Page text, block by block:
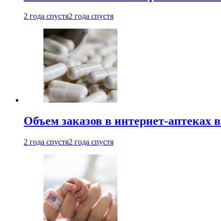
2 года спустя2 года спустя
Объем заказов в интернет-аптеках
2 года спустя2 года спустя